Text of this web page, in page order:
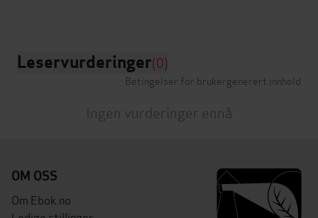
Leservurderinger(0)
Betingelser for brukergenerert innhold
Ingen vurderinger ennå
OM OSS
Om Ebok.no